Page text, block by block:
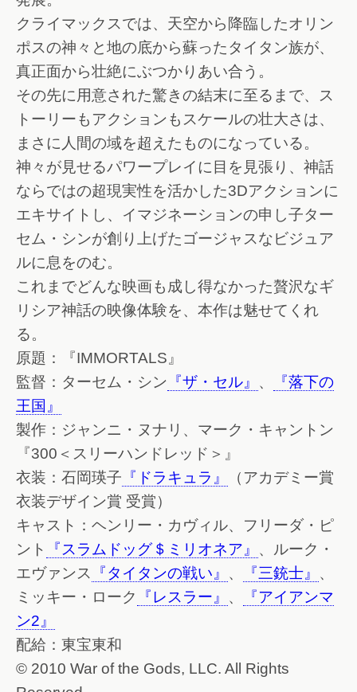
クライマックスでは、天空から降臨したオリン
ポスの神々と地の底から蘇ったタイタン族が、
真正面から壮絶にぶつかりあい合う。
その先に用意された驚きの結末に至るまで、ス
トーリーもアクションもスケールの壮大さは、
まさに人間の域を超えたものになっている。
神々が見せるパワープレイに目を見張り、神話
ならではの超現実性を活かした3Dアクションに
エキサイトし、イマジネーションの申し子ター
セム・シンが創り上げたゴージャスなビジュア
ルに息をのむ。
これまでどんな映画も成し得なかった贅沢なギ
リシア神話の映像体験を、本作は魅せてくれ
る。
原題：『IMMORTALS』
監督：ターセム・シン 『ザ・セル』 、
『落下の
王国』
製作：ジャンニ・ヌナリ、マーク・キャントン
『300＜スリーハンドレッド＞』
衣装：石岡瑛子 『ドラキュラ』
（アカデミー賞
衣装デザイン賞 受賞）
キャスト：ヘンリー・カヴィル、フリーダ・ピ
ント
『スラムドッグ＄ミリオネア』 、ルーク・
エヴァンス 『タイタンの戦い』 、 『三銃士』 、
ミッキー・ローク
『レスラー』 、
『アイアンマ
ン2』
配給：東宝東和
© 2010 War of the Gods, LLC. All Rights